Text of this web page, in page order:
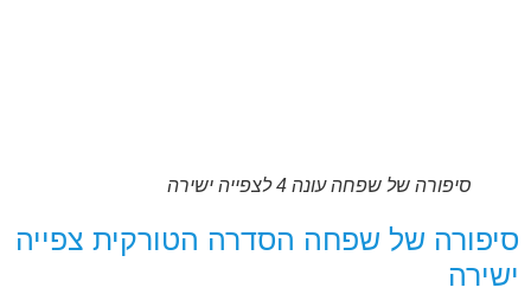
סיפורה של שפחה עונה 4 לצפייה ישירה
סיפורה של שפחה הסדרה הטורקית צפייה
ישירה